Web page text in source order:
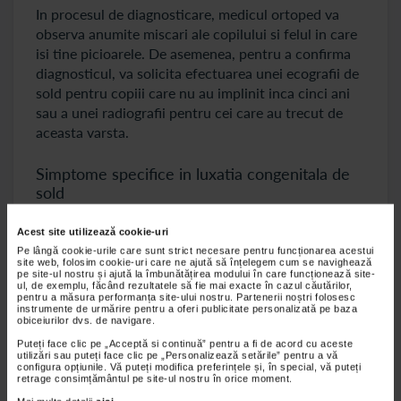
Acest site utilizează cookie-uri
Pe lângă cookie-urile care sunt strict necesare pentru funcționarea acestui
site web, folosim cookie-uri care ne ajută să înțelegem cum se navighează
pe site-ul nostru și ajută la îmbunătățirea modului în care funcționează site-
ul, de exemplu, făcând rezultatele să fie mai exacte în cazul căutărilor,
pentru a măsura performanța site-ului nostru. Partenerii noștri folosesc
instrumente de urmărire pentru a oferi publicitate personalizată pe baza
obiceiurilor dvs. de navigare.
Puteți face clic pe „Acceptă si continuă” pentru a fi de acord cu aceste
utilizări sau puteți face clic pe „Personalizează setările” pentru a vă
configura opțiunile. Vă puteți modifica preferințele și, în special, vă puteți
retrage consimțământul pe site-ul nostru în orice moment.
In procesul de diagnosticare, medicul ortoped va
observa anumite miscari ale copilului si felul in care
isi tine picioarele. De asemenea, pentru a confirma
diagnosticul, va solicita efectuarea unei ecografii de
sold pentru copiii care nu au implinit inca cinci ani
sau a unei radiografii pentru cei care au trecut de
aceasta varsta.
Simptome specifice in luxatia congenitala de
sold
Luxatia congenitala de sold poate fi identificata prin
mai multe simptome, insa acestea pot sa difere de la
un pacient la altul in functie de felul in care
evolueaza afectarea. Cele mai comune dintre
manifestarile luxatiei congenitale de sold la copii pot
sa constea in aparenta scurtare a piciorului, in
asimetria cutelor de la nivelul feselor si al coapselor,
precum si in instabilitatea articulatiei soldului. De
asemenea, la copiii care sufera din cauza acestei